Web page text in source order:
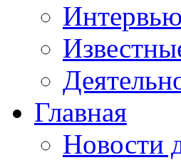
Интервью
Главная
Новости